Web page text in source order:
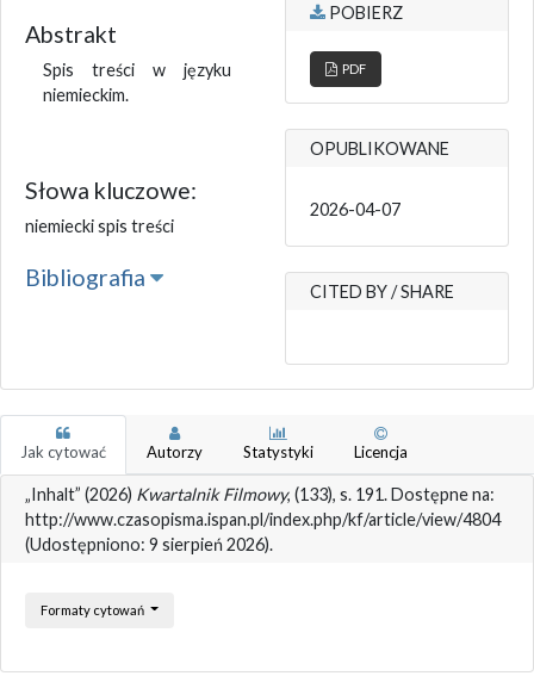
Abstrakt
Spis treści w języku
niemieckim.
Słowa kluczowe:
niemiecki spis treści
Bibliografia
POBIERZ
PDF
OPUBLIKOWANE
2026-04-07
CITED BY / SHARE
Jak cytować Autorzy Statystyki Licencja
„Inhalt” (2026) Kwartalnik Filmowy, (133), s. 191. Dostępne na:
http://www.czasopisma.ispan.pl/index.php/kf/article/view/4804
(Udostępniono: 9 sierpień 2026).
Formaty cytowań